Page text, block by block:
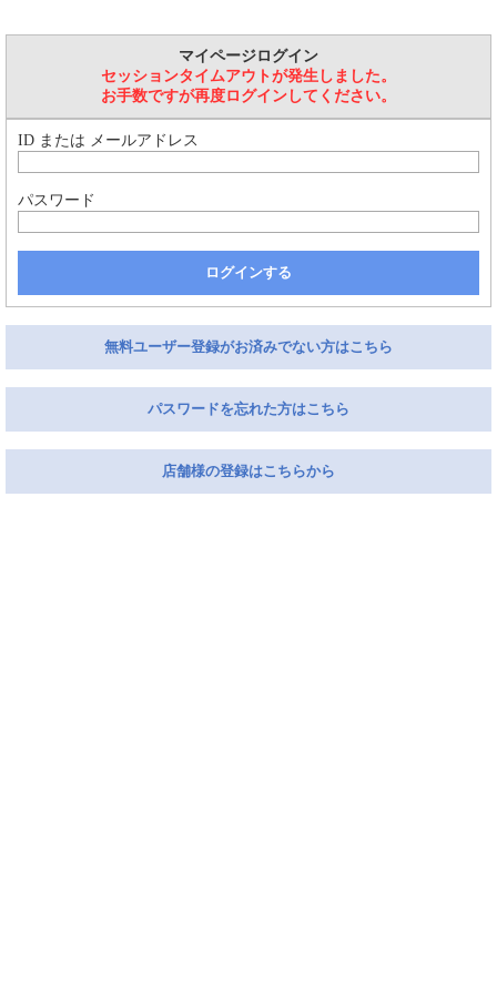
マイページログイン
セッションタイムアウトが発生しました。
お手数ですが再度ログインしてください。
ID または メールアドレス
パスワード
ログインする
無料ユーザー登録がお済みでない方はこちら
パスワードを忘れた方はこちら
店舗様の登録はこちらから